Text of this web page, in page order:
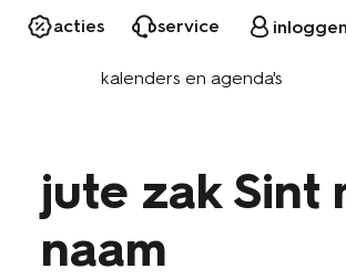
acties service inloggen
kalenders en agenda's
jute zak Sint
naam